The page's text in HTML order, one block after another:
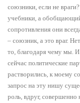
союзники, если не
учебники, а обобщающий
сопротивления они
– союзник, а это враг.
то, благодаря чему мы.
сейчас политические
растворились, к моему
запрос на эту нишу
роль, вдруг,